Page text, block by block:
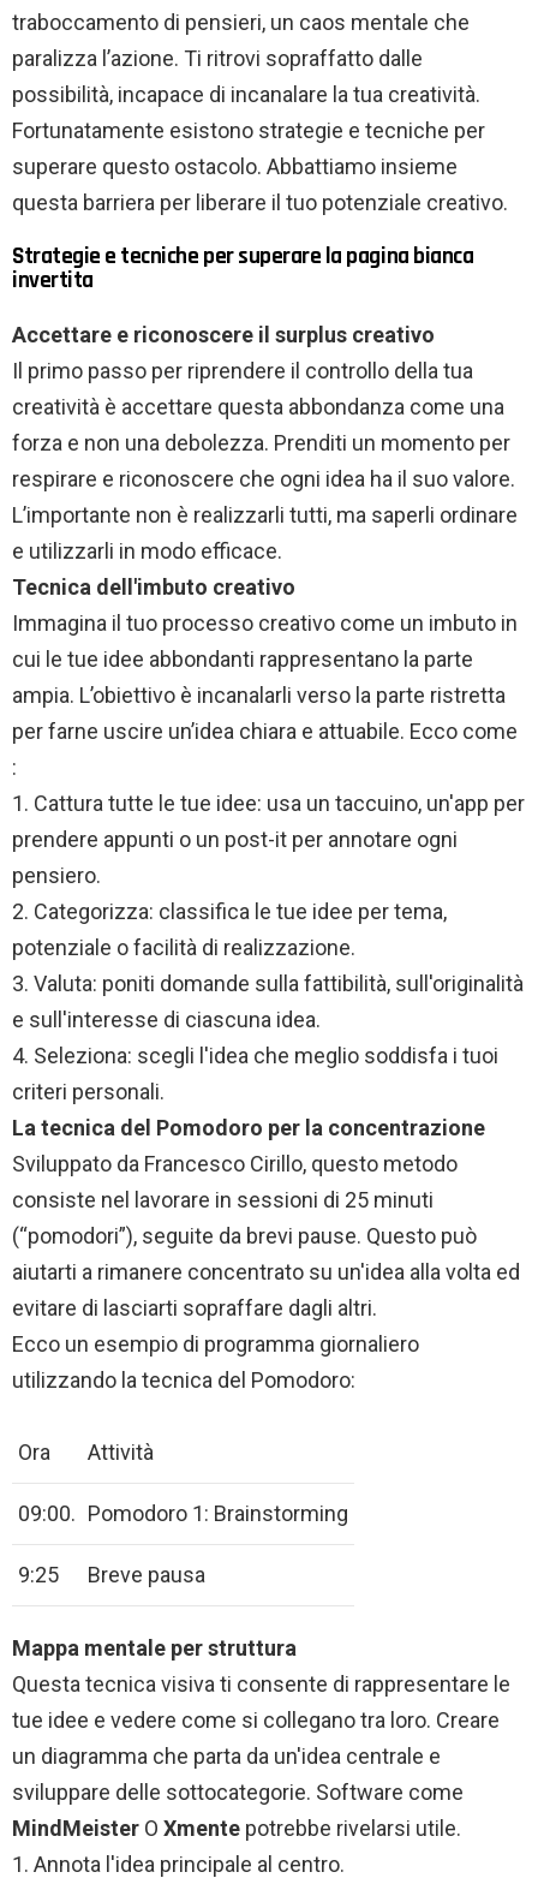
traboccamento di pensieri, un caos mentale che
paralizza l’azione. Ti ritrovi sopraffatto dalle
possibilità, incapace di incanalare la tua creatività.
Fortunatamente esistono strategie e tecniche per
superare questo ostacolo. Abbattiamo insieme
questa barriera per liberare il tuo potenziale creativo.
Strategie e tecniche per superare la pagina bianca
invertita
Accettare e riconoscere il surplus creativo
Il primo passo per riprendere il controllo della tua
creatività è accettare questa abbondanza come una
forza e non una debolezza. Prenditi un momento per
respirare e riconoscere che ogni idea ha il suo valore.
L’importante non è realizzarli tutti, ma saperli ordinare
e utilizzarli in modo efficace.
Tecnica dell'imbuto creativo
Immagina il tuo processo creativo come un imbuto in
cui le tue idee abbondanti rappresentano la parte
ampia. L’obiettivo è incanalarli verso la parte ristretta
per farne uscire un’idea chiara e attuabile. Ecco come
:
1. Cattura tutte le tue idee: usa un taccuino, un'app per
prendere appunti o un post-it per annotare ogni
pensiero.
2. Categorizza: classifica le tue idee per tema,
potenziale o facilità di realizzazione.
3. Valuta: poniti domande sulla fattibilità, sull'originalità
e sull'interesse di ciascuna idea.
4. Seleziona: scegli l'idea che meglio soddisfa i tuoi
criteri personali.
La tecnica del Pomodoro per la concentrazione
Sviluppato da Francesco Cirillo, questo metodo
consiste nel lavorare in sessioni di 25 minuti
(“pomodori”), seguite da brevi pause. Questo può
aiutarti a rimanere concentrato su un'idea alla volta ed
evitare di lasciarti sopraffare dagli altri.
Ecco un esempio di programma giornaliero
utilizzando la tecnica del Pomodoro:
Ora Attività
09:00. Pomodoro 1: Brainstorming
9:25 Breve pausa
Mappa mentale per struttura
Questa tecnica visiva ti consente di rappresentare le
tue idee e vedere come si collegano tra loro. Creare
un diagramma che parta da un'idea centrale e
sviluppare delle sottocategorie. Software come
MindMeister O Xmente potrebbe rivelarsi utile.
1. Annota l'idea principale al centro.